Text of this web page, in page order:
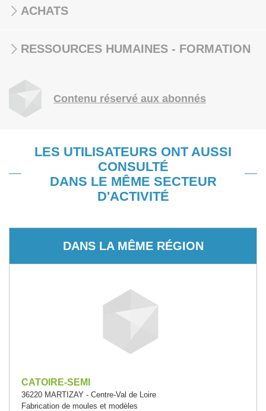
ACHATS
RESSOURCES HUMAINES - FORMATION
Contenu réservé aux abonnés
LES UTILISATEURS ONT AUSSI
CONSULTÉ
DANS LE MÊME SECTEUR
D'ACTIVITÉ
DANS LA MÊME RÉGION
CATOIRE-SEMI
36220 MARTIZAY - Centre-Val de Loire
Fabrication de moules et modèles